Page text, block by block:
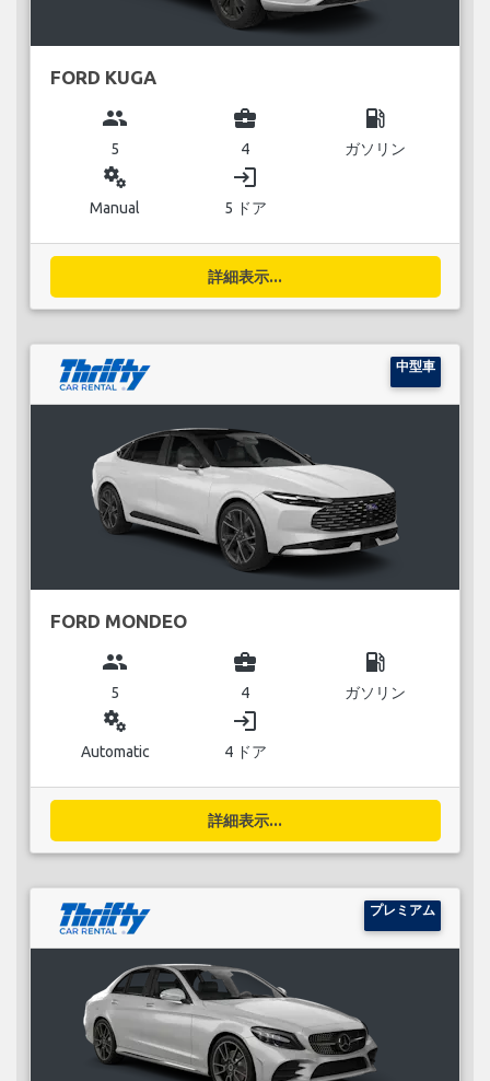
FORD KUGA
group
5
business_center
4
local_gas_station
ガソリン
miscellaneous_services
Manual
login
5 ドア
詳細表示...
中型車
FORD MONDEO
group
5
business_center
4
local_gas_station
ガソリン
miscellaneous_services
Automatic
login
4 ドア
詳細表示...
プレミアム